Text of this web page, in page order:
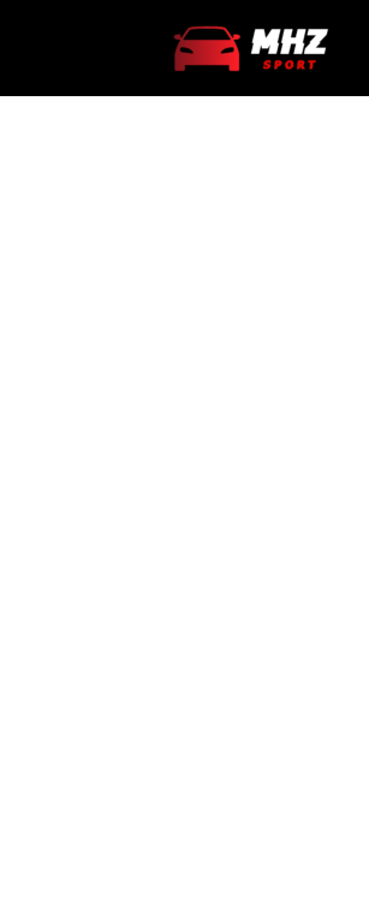
فروش‌ویژه!
اصلی